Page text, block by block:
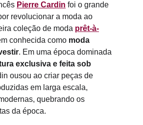
Pierre Cardin foi o grande
revolucionar a moda ao
coleção de moda prêt-à-
conhecida como moda
. Em uma época dominada
exclusiva e feita sob
ousou ao criar peças de
em larga escala,
quebrando os
da época.